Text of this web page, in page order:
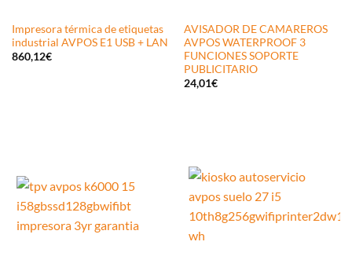
Impresora térmica de etiquetas
industrial AVPOS E1 USB + LAN
860,12€
AVISADOR DE CAMAREROS
AVPOS WATERPROOF 3
FUNCIONES SOPORTE
PUBLICITARIO
24,01€